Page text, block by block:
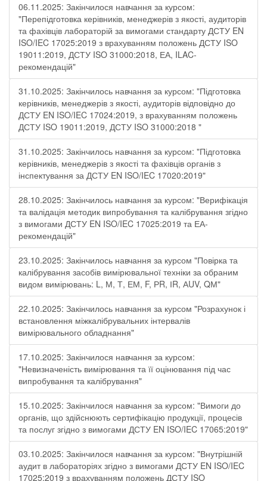
06.11.2025: Закінчилося навчання за курсом:
"Перепідготовка керівників, менеджерів з якості, аудиторів
та фахівців лабораторій за вимогами стандарту ДСТУ EN
ISO/IEC 17025:2019 з врахуванням положень ДСТУ ISO
19011:2019, ДСТУ ISO 31000:2018, ЕА, ILAC-
рекомендацій"
31.10.2025: Закінчилось навчання за курсом: "Підготовка
керівників, менеджерів з якості, аудиторів відповідно до
ДСТУ EN ISO/IEC 17024:2019, з врахуванням положень
ДСТУ ISO 19011:2019, ДСТУ ISO 31000:2018 "
31.10.2025: Закінчилось навчання за курсом: "Підготовка
керівників, менеджерів з якості та фахівців органів з
інспектування за ДСТУ EN ISO/IEC 17020:2019"
28.10.2025: Закінчилось навчання за курсом: "Верифікація
та валідація методик випробування та калібрування згідно
з вимогами ДСТУ EN ISO/IEC 17025:2019 та ЕА-
рекомендацій"
23.10.2025: Закінчилось навчання за курсом "Повірка та
калібрування засобів вимірювальної техніки за обраним
видом вимірювань: L, М, Т, ЕМ, F, РR, ІR, АUV, QМ"
22.10.2025: Закінчилось навчання за курсом "Розрахунок і
встановлення міжкалібрувальних інтервалів
вимірювального обладнання"
17.10.2025: Закінчилося навчання за курсом:
"Невизначеність вимірювання та її оцінювання під час
випробування та калібрування"
15.10.2025: Закінчилося навчання за курсом: "Вимоги до
органів, що здійснюють сертифікацію продукції, процесів
та послуг згідно з вимогами ДСТУ EN ISO/IEC 17065:2019"
03.10.2025: Закінчилося навчання за курсом: "Внутрішній
аудит в лабораторіях згідно з вимогами ДСТУ EN ISO/IEC
17025:2019 з врахуванням положень ДСТУ ISO